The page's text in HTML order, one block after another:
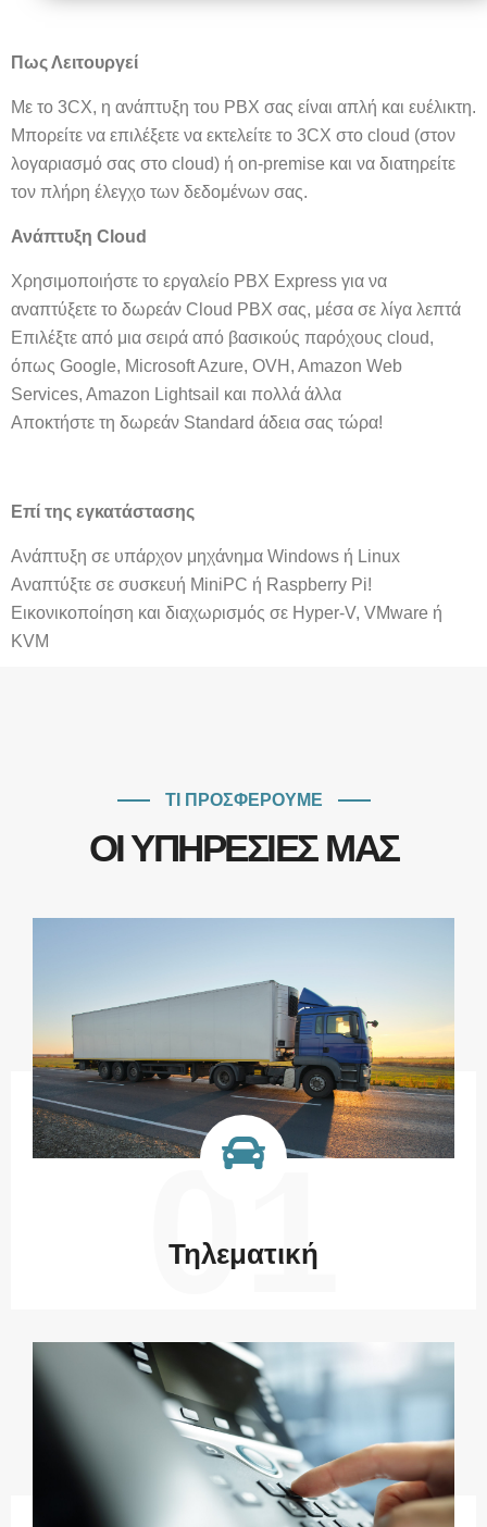
Πως Λειτουργεί
Με το 3CX, η ανάπτυξη του PBX σας είναι απλή και ευέλικτη.
Μπορείτε να επιλέξετε να εκτελείτε το 3CX στο cloud (στον
λογαριασμό σας στο cloud) ή on-premise και να διατηρείτε
τον πλήρη έλεγχο των δεδομένων σας.
Ανάπτυξη Cloud
Χρησιμοποιήστε το εργαλείο PBX Express για να
αναπτύξετε το δωρεάν Cloud PBX σας, μέσα σε λίγα λεπτά
Επιλέξτε από μια σειρά από βασικούς παρόχους cloud,
όπως Google, Microsoft Azure, OVH, Amazon Web
Services, Amazon Lightsail και πολλά άλλα
Αποκτήστε τη δωρεάν Standard άδεια σας τώρα!
Επί της εγκατάστασης
Ανάπτυξη σε υπάρχον μηχάνημα Windows ή Linux
Αναπτύξτε σε συσκευή MiniPC ή Raspberry Pi!
Εικονικοποίηση και διαχωρισμός σε Hyper-V, VMware ή
KVM
ΤΙ ΠΡΟΣΦΕΡΟΥΜΕ
ΟΙ ΥΠΗΡΕΣΙΕΣ ΜΑΣ
01
Τηλεματική